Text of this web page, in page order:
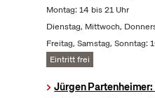
Montag: 14 bis 21 Uhr
Dienstag, Mittwoch,
Freitag, Samstag, Sonntag:
Eintritt frei
Jürgen